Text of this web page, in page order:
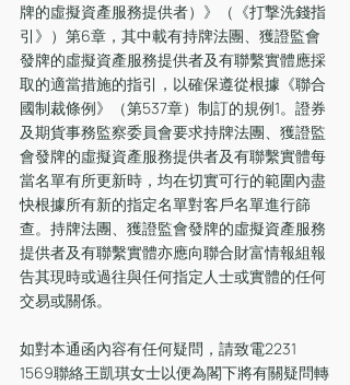
牌的虛擬資產服務提供者）》（《打撃洗錢指
引》）第6章，其中載有持牌法團、獲證監會
發牌的虛擬資產服務提供者及有聯繫實體應採
取的適當措施的指引，以確保遵從根據《聯合
國制裁條例》（第537章）制訂的規例1。證券
及期貨事務監察委員會要求持牌法團、獲證監
會發牌的虛擬資產服務提供者及有聯繫實體每
當名單有所更新時，均在切實可行的範圍內盡
快根據所有新的指定名單對客戶名單進行篩
查。持牌法團、獲證監會發牌的虛擬資產服務
提供者及有聯繫實體亦應向聯合財富情報組報
告其現時或過往與任何指定人士或實體的任何
交易或關係。
如對本通函內容有任何疑問，請致電2231
1569聯絡王凱琪女士以便為閣下將有關疑問轉